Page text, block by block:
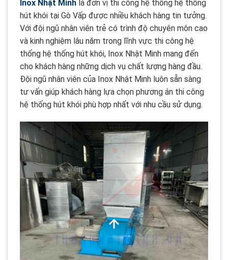
Inox Nhật Minh là đơn vị thi công hệ thống hệ thống
hút khói tại Gò Vấp được nhiều khách hàng tin tưởng.
Với đội ngũ nhân viên trẻ có trình độ chuyên môn cao
và kinh nghiệm lâu năm trong lĩnh vực thi công hệ
thống hệ thống hút khói, Inox Nhật Minh mang đến
cho khách hàng những dịch vụ chất lượng hàng đầu.
Đội ngũ nhân viên của Inox Nhật Minh luôn sẵn sàng
tư vấn giúp khách hàng lựa chọn phương án thi công
hệ thống hút khói phù hợp nhất với nhu cầu sử dụng.